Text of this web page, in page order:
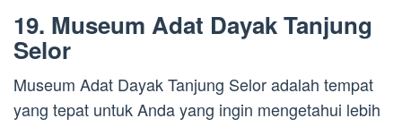
19. Museum Adat Dayak Tanjung
Selor
Museum Adat Dayak Tanjung Selor adalah tempat
yang tepat untuk Anda yang ingin mengetahui lebih